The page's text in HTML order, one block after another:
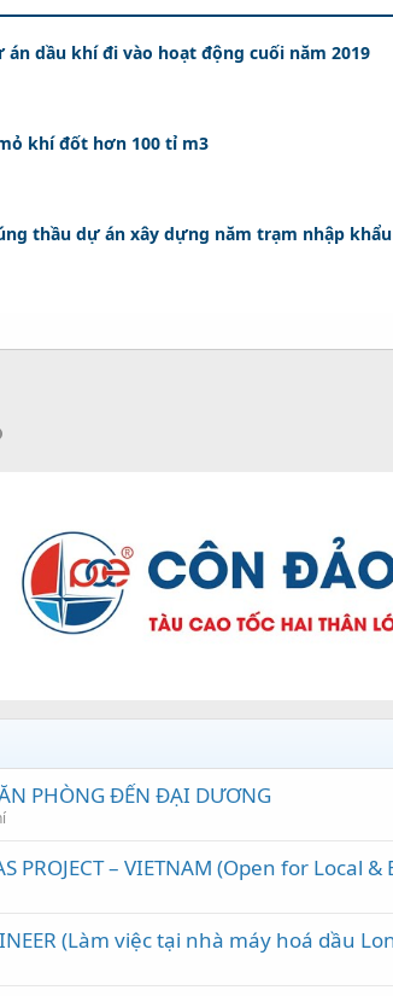
dầu khí đi vào hoạt động cuối năm 2019
khí đốt hơn 100 tỉ m3
thầu dự án xây dựng năm trạm nhập khẩu
PHÒNG ĐẾN ĐẠI DƯƠNG
PROJECT – VIETNAM (Open for Local
(Làm việc tại nhà máy hoá dầu